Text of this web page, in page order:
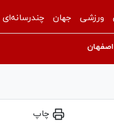
ورزشی جهان چندرسانه‌ای
چاپ